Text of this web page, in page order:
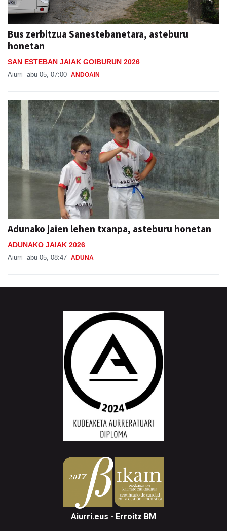
Bus zerbitzua Sanestebanetara, asteburu
honetan
SAN ESTEBAN JAIAK GOIBURUN 2026
Aiurri abu 05, 07:00 ANDOAIN
Adunako jaien lehen txanpa, asteburu honetan
ADUNAKO JAIAK 2026
Aiurri abu 05, 08:47 ADUNA
Aiurri.eus - Erroitz BM